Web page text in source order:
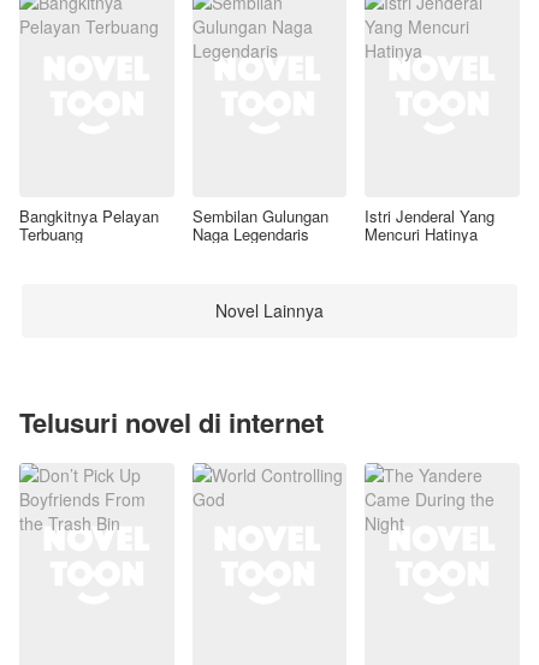
Bangkitnya Pelayan
Terbuang
Sembilan Gulungan
Naga Legendaris
Istri Jenderal Yang
Mencuri Hatinya
Novel Lainnya
Telusuri novel di internet